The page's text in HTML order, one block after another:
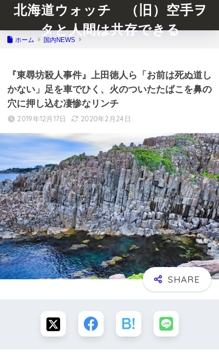
北海道ウォッチ （旧）空手ヲ
タと人間は共存できる
ホーム 国内NEWS
『東尋坊殺人事件』上田徳人ら「お前は死ぬ道し
かない」足を車でひく、火のついたたばこを鼻の
穴に押し込む凄惨なリンチ
2019年12月17日 2020年2月24日